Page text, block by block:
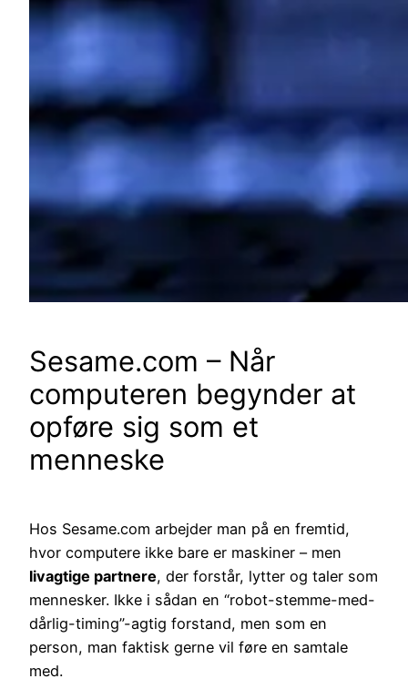
Sesame.com – Når
computeren begynder at
opføre sig som et
menneske
Hos Sesame.com arbejder man på en fremtid,
hvor computere ikke bare er maskiner – men
livagtige partnere, der forstår, lytter og taler som
mennesker. Ikke i sådan en “robot-stemme-med-
dårlig-timing”-agtig forstand, men som en
person, man faktisk gerne vil føre en samtale
med.